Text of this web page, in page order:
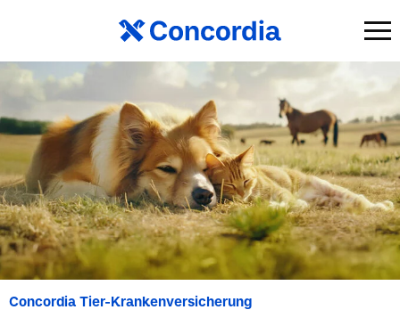
Concordia Tier-Krankenversicherung